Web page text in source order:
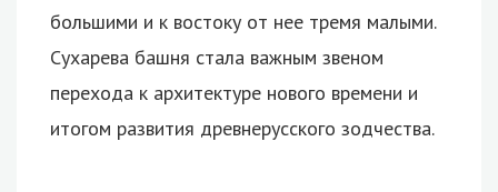
большими и к востоку от нее тремя малыми.
Сухарева башня стала важным звеном
перехода к архитектуре нового времени и
итогом развития древнерусского зодчества.